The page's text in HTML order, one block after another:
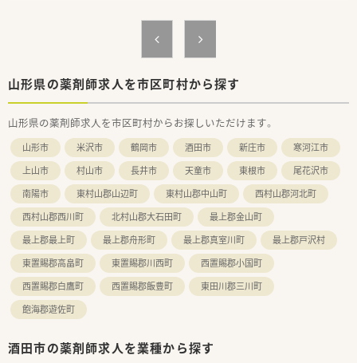
■産育休の取得希望者には100％取得いただき
復帰を希望された方も近隣に複数店舗あることもあり、ほぼご
■男性のエリアマネージャーも育休（1ヶ月以上）の取得実績があ
＼ 働きやすさ抜群 ／
■4週9休制(祝日含む)となり年間休日は114日（2023年4月以降
は115日予定）
若干少な目ではありますが年1日づつ年間休日を増やしていま
す！
■全社員に6連休のリフレッシュ休暇制度あり
■全社平均の残業時間が6.6時間/月。1分単位で残業代支給いた
だけます。
＼ 社員教育制度 ／
■月に1回テレビ会議での勉強会を実施しています。
■外来ガン専門薬剤師の育成などにも積極的で定期的に社内公
募も実施されています
■認定薬剤師取得に伴うe-Learningについても会社負担でご利
＼ 本求人はこんな方にオススメ ／
山形県の薬剤師求人を市区町村から探す
山形県の薬剤師求人を市区町村からお探しいただけます。
山形市 米沢市 鶴岡市 酒田市 新庄市
寒河江市
上山市
村山市 長井市 天童市 東根市
尾花沢市
南陽市
東村山郡山辺町 東村山郡中山町
西村山郡河北町
西村山郡西川町
北村山郡大石田町
最上郡金山町
最上郡最上町
最上郡舟形町 最上郡真室川町
最上郡戸沢村
東置賜郡高畠町
東置賜郡川西町
西置賜郡小国町
西置賜郡白鷹町
西置賜郡飯豊町
東田川郡三川町
飽海郡遊佐町
酒田市の薬剤師求人を業種から探す